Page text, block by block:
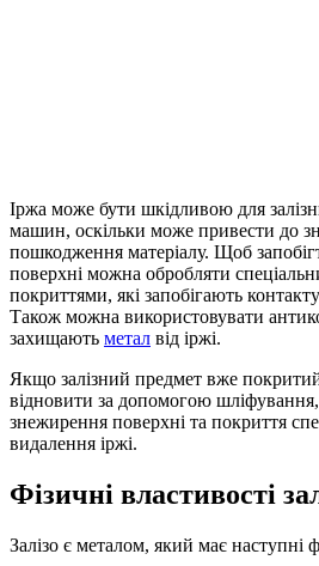
Іржа може бути шкідливою для
машин, оскільки може привести до
пошкодження матеріалу. Щоб
поверхні можна обробляти
покриттями, які запобігають
Також можна використовувати
захищають метал від іржі.
Якщо залізний предмет вже
відновити за допомогою
знежирення поверхні та покриття
видалення іржі.
Фізичні властивості
Залізо є металом, який має наступні